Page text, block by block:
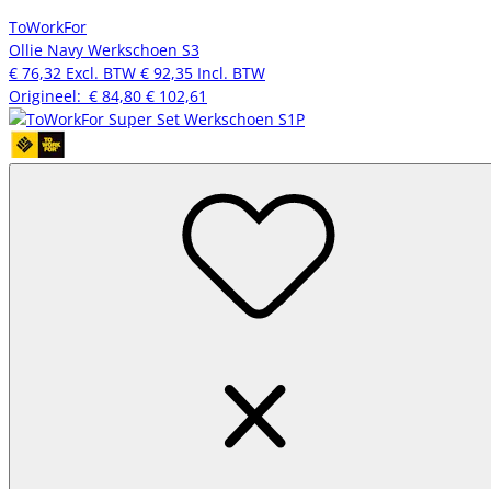
ToWorkFor
Ollie Navy Werkschoen S3
€ 76,32 Excl. BTW € 92,35 Incl. BTW
Origineel: € 84,80 € 102,61